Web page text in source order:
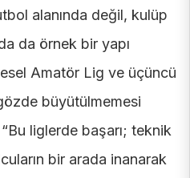
alanında değil, kulüp
da örnek bir yapı
Amatör Lig ve üçüncü
büyütülmemesi
liglerde başarı; teknik
bir arada inanarak